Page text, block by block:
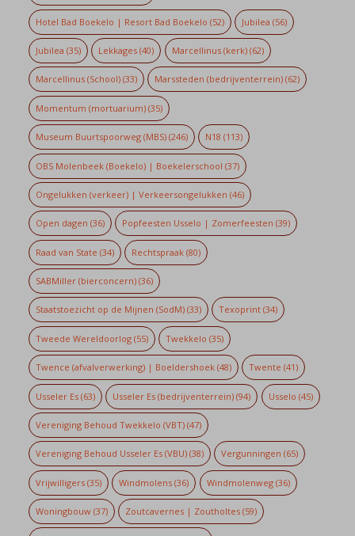
Hotel Bad Boekelo | Resort Bad Boekelo (52) Jubilea (56)
Jubilea (35) Lekkages (40) Marcellinus (kerk)(62)
Marcellinus (School)(33) Marssteden (bedrijventerrein) (62)
Momentum (mortuarium)(35)
Museum Buurtspoorweg (MBS)(246) N18 (113)
OBS Molenbeek (Boekelo) | Boekelerschool (37)
Ongelukken (verkeer) | Verkeersongelukken (46)
Open dagen (36) Popfeesten Usselo | Zomerfeesten (39)
Raad van State (34) Rechtspraak (80)
SABMiller (bierconcern)(36)
Staatstoezicht op de Mijnen (SodM)(33) Texoprint (34)
Tweede Wereldoorlog(55) Twekkelo (35)
Twence (afvalverwerking) | Boeldershoek(48) Twente (41)
Usseler Es(63) Usseler Es (bedrijventerrein) (94) Usselo (45)
Vereniging Behoud Twekkelo (VBT)(47)
Vereniging Behoud Usseler Es (VBU)(38) Vergunningen (65)
Vrijwilligers(35) Windmolens (36) Windmolenweg(36)
Woningbouw(37) Zoutcavernes | Zoutholtes (59)